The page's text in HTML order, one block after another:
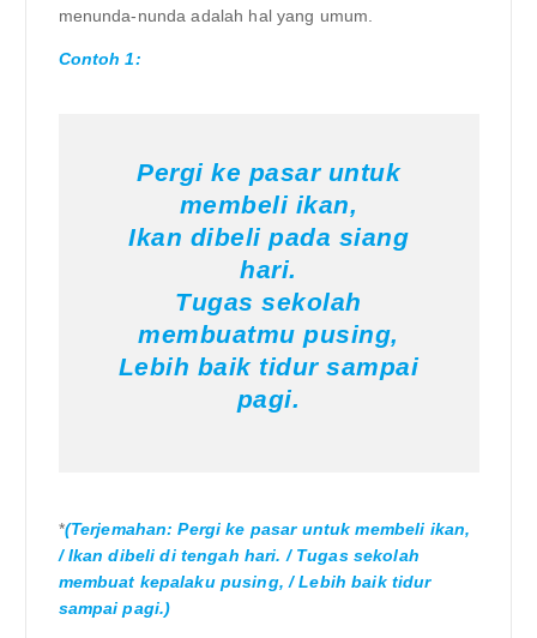
menunda-nunda adalah hal yang umum.
Contoh 1:
Pergi ke pasar untuk
membeli ikan,
Ikan dibeli pada siang
hari.
Tugas sekolah
membuatmu pusing,
Lebih baik tidur sampai
pagi.
*(Terjemahan: Pergi ke pasar untuk membeli ikan,
/ Ikan dibeli di tengah hari. / Tugas sekolah
membuat kepalaku pusing, / Lebih baik tidur
sampai pagi.)